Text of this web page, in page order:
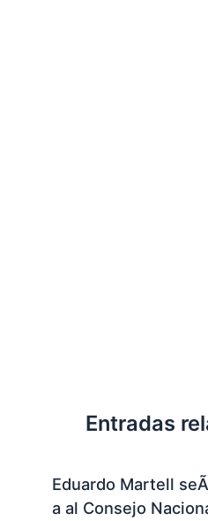
Entradas
Eduardo Martell
a al Consejo